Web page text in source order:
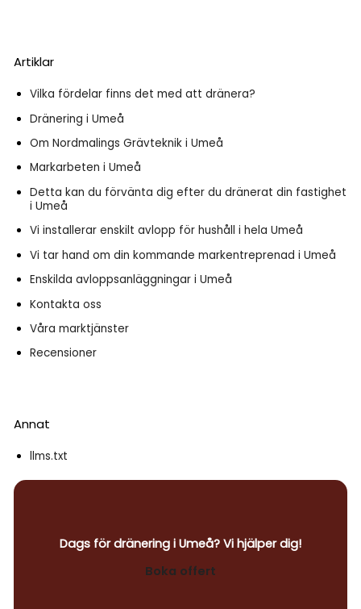
Artiklar
Vilka fördelar finns det med att dränera?
Dränering i Umeå
Om Nordmalings Grävteknik i Umeå
Markarbeten i Umeå
Detta kan du förvänta dig efter du dränerat din fastighet
i Umeå
Vi installerar enskilt avlopp för hushåll i hela Umeå
Vi tar hand om din kommande markentreprenad i Umeå
Enskilda avloppsanläggningar i Umeå
Kontakta oss
Våra marktjänster
Recensioner
Annat
llms.txt
Dags för dränering i Umeå? Vi hjälper dig!
Boka offert